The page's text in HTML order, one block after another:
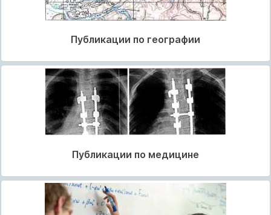
Публикации по географии
Публикации по медицине